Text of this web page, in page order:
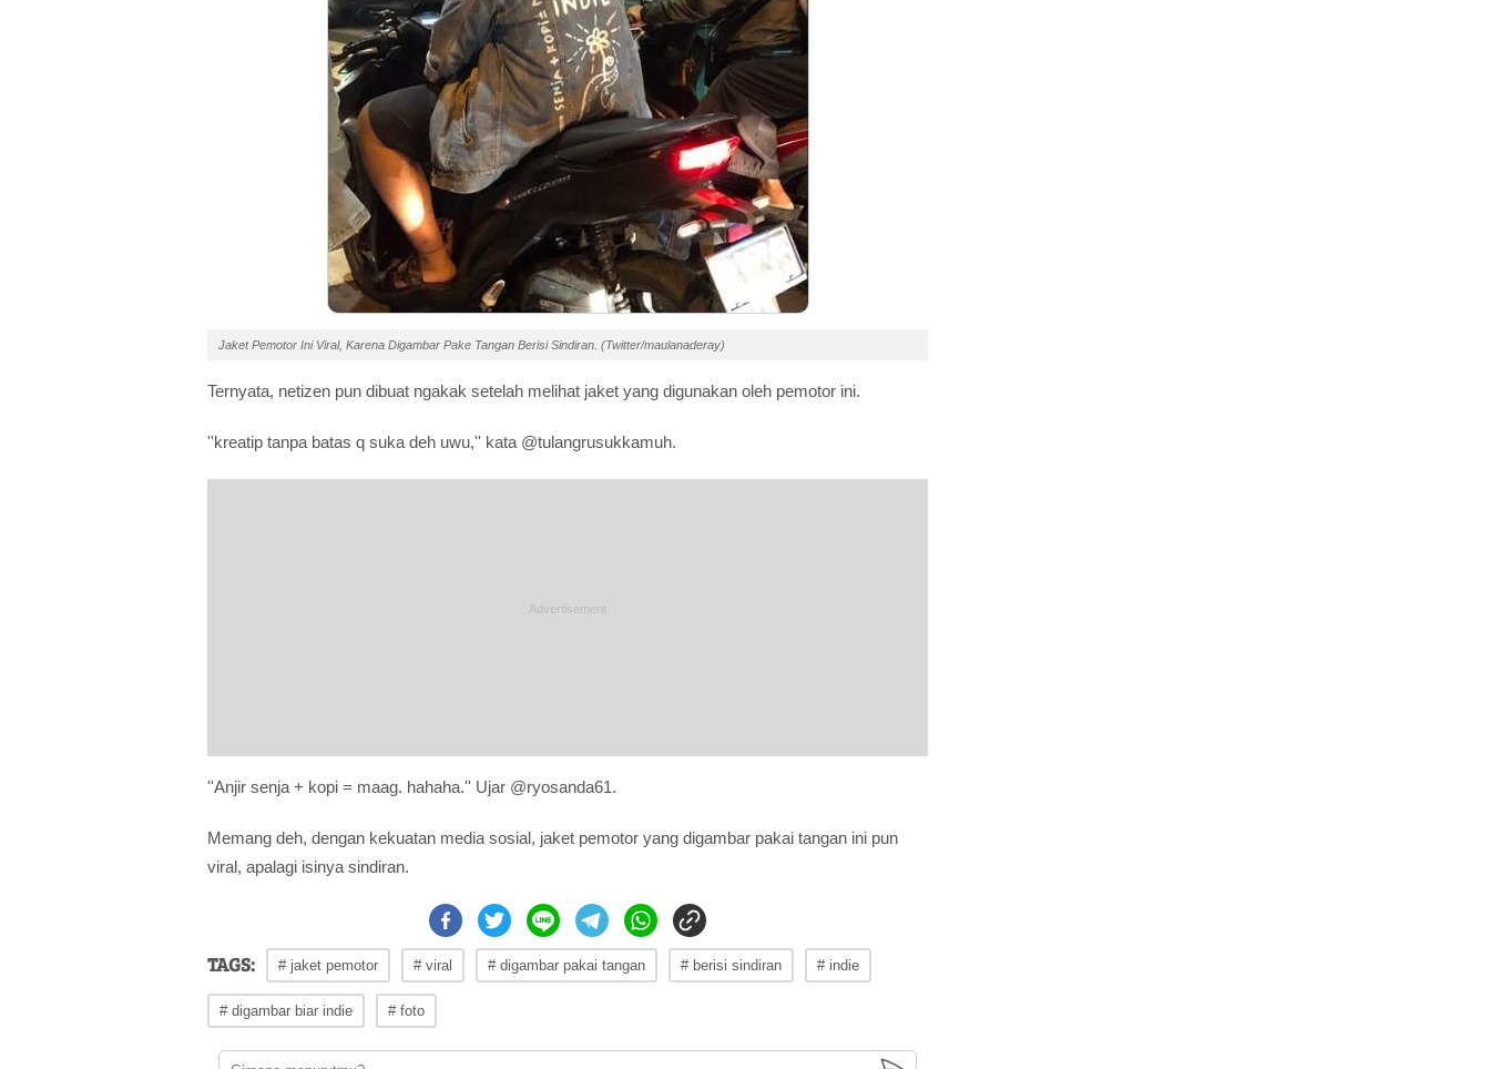
Jaket Pemotor Ini Viral, Karena Digambar Pake Tangan Berisi Sindiran. (Twitter/maulanaderay)
Ternyata, netizen pun dibuat ngakak setelah melihat jaket yang digunakan oleh pemotor ini.
''kreatip tanpa batas q suka deh uwu,'' kata @tulangrusukkamuh.
''Anjir senja + kopi = maag. hahaha.'' Ujar @ryosanda61.
Memang deh, dengan kekuatan media sosial, jaket pemotor yang digambar pakai tangan ini pun
viral, apalagi isinya sindiran.
TAGS: # jaket pemotor # viral # digambar pakai tangan # berisi sindiran # indie
# digambar biar indie # foto